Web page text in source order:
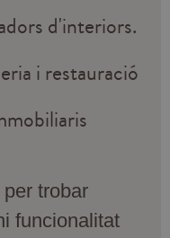
d'interiors.
i restauració
trobar
funcionalitat